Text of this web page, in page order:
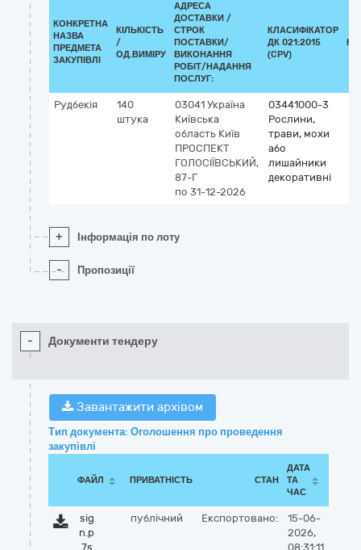
КОНКРЕТНА
НАЗВА
ПРЕДМЕТА
ЗАКУПІВЛІ
КІЛЬКІСТЬ
/
ОД.ВИМІРУ
АДРЕСА
ДОСТАВКИ /
СТРОК
ПОСТАВКИ/
ВИКОНАННЯ
РОБІТ/НАДАННЯ
ПОСЛУГ:
КЛАСИФІКАТОР
ДК 021:2015
(CPV)
Рудбекія
140
штука
03041 Україна
Київська
область Київ
ПРОСПЕКТ
ГОЛОСІЇВСЬКИЙ,
87-Г
по 31-12-2026
03441000-3
Рослини,
трави, мохи
або
лишайники
декоративні
+ Інформація по лоту
- Пропозиції
- Документи тендеру
Завантажити архівом
Тип документа: Оголошення про проведення
закупівлі
ФАЙЛ ПРИВАТНІСТЬ СТАН
ДАТА
ТА
ЧАС
sig
n.p
7s
публічний Експортовано:
15-06-
2026,
08:31:11